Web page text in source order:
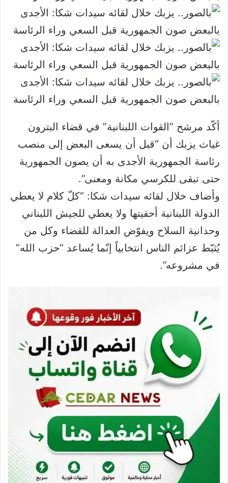
أكّد مرشح “القوات اللبنانية” في قضاء البترون
غياث يزبك أن “قبل أن يسعى البعض إلى منصب
رئاسة الجمهورية الأجدى به أن يصون الجمهورية
حتى تبقى للكرسي مكانة ومعنى”.
وأضاف خلال لقائه سيدات شكا: “كلّ كلام لا يعطي
الدولة اللبنانية أحقيتها ولا يعطي للجيش اللبناني
وحدانية السلاح ويفوّض العدالة للقضاء وكل من
يُثبّط عزائم الناس انتخابياً إنّما يُساعد “حزب الله”
في مشروعه”.